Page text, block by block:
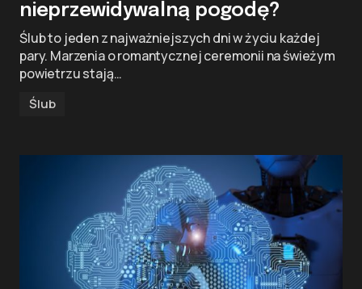
nieprzewidywalną pogodę?
Ślub to jeden z najważniejszych dni w życiu każdej
pary. Marzenia o romantycznej ceremonii na świeżym
powietrzu stają…
Ślub